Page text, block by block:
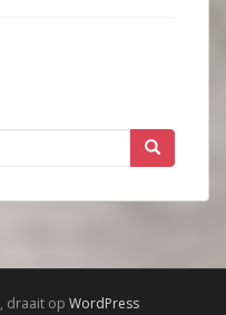
, draait op WordPress